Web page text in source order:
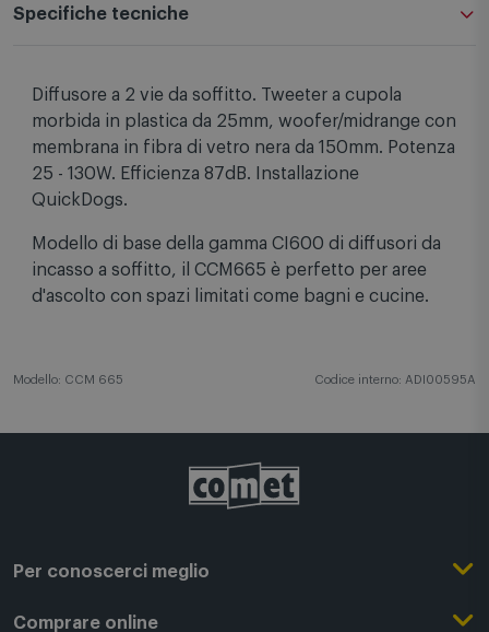
Specifiche tecniche
Diffusore a 2 vie da soffitto. Tweeter a cupola
morbida in plastica da 25mm, woofer/midrange con
membrana in fibra di vetro nera da 150mm. Potenza
25 - 130W. Efficienza 87dB. Installazione
QuickDogs.
Modello di base della gamma CI600 di diffusori da
incasso a soffitto, il CCM665 è perfetto per aree
d'ascolto con spazi limitati come bagni e cucine.
Modello: CCM 665 Codice interno: ADI00595A
Per conoscerci meglio
Il Gruppo Comet
Comprare online